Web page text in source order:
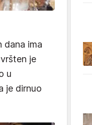
dana ima
je
u
je dirnuo